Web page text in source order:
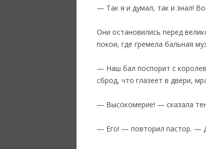
— Так я и думал, так и знал!
Они остановились перед
покои, где гремела бальная
— Наш бал поспорит с
сброд, что глазеет в двери,
— Высокомерие! — сказала
— Его! — повторил пастор. —